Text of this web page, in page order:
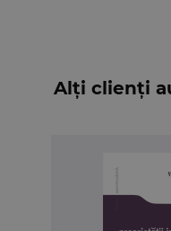
Alți clienți